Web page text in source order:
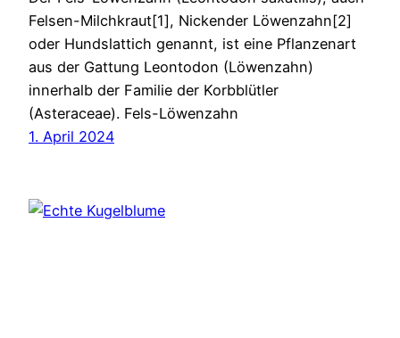
Felsen-Milchkraut[1], Nickender Löwenzahn[2]
oder Hundslattich genannt, ist eine Pflanzenart
aus der Gattung Leontodon (Löwenzahn)
innerhalb der Familie der Korbblütler
(Asteraceae). Fels-Löwenzahn
1. April 2024